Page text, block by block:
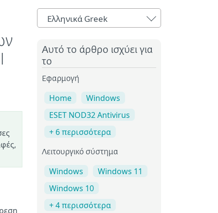
Ελληνικά Greek
Αυτό το άρθρο ισχύει για
το
Εφαρμογή
Home
Windows
ESET NOD32 Antivirus
+ 6 περισσότερα
Λειτουργικό σύστημα
Windows
Windows 11
Windows 10
+ 4 περισσότερα